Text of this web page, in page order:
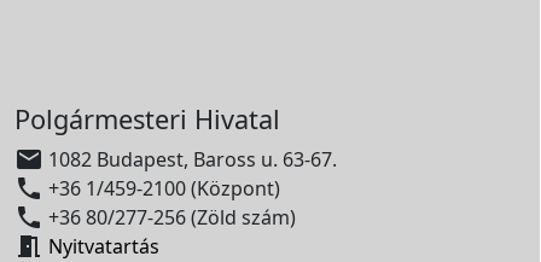
Polgármesteri Hivatal
 1082 Budapest, Baross u. 63-67.
 +36 1/459-2100 (Központ)
 +36 80/277-256 (Zöld szám)
 Nyitvatartás